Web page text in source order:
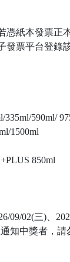
憑紙本發票正
發票平台登錄
590ml/
1500ml
850ml
09/02(三)、
知中獎者，